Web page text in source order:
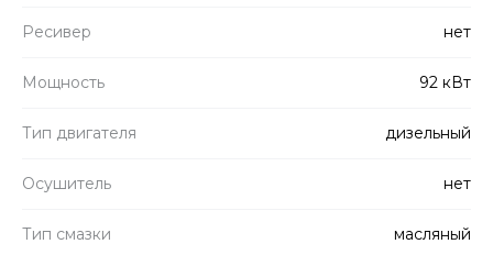
Ресивер нет
Мощность 92 кВт
Тип двигателя дизельный
Осушитель нет
Тип смазки масляный